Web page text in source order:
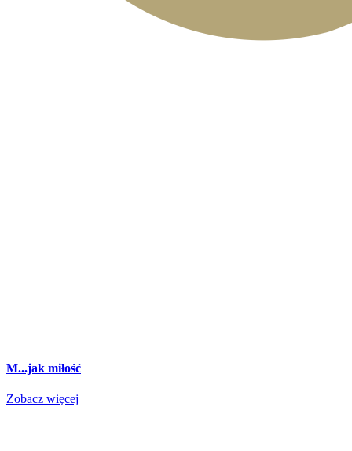
M...jak miłość
Zobacz więcej